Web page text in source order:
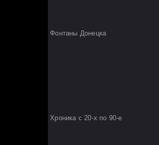
Фонтаны Донецка
Хроника с 20-х по 90-е